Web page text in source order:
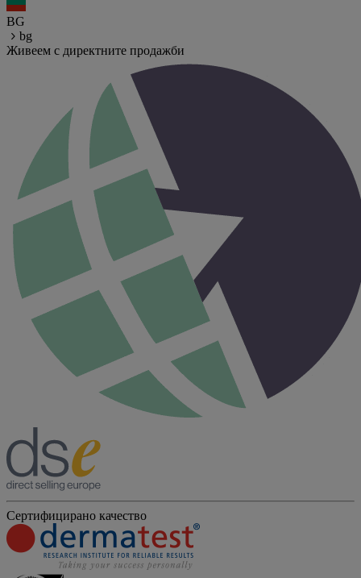
BG
bg
Живеем с директните продажби
Сертифицирано качество